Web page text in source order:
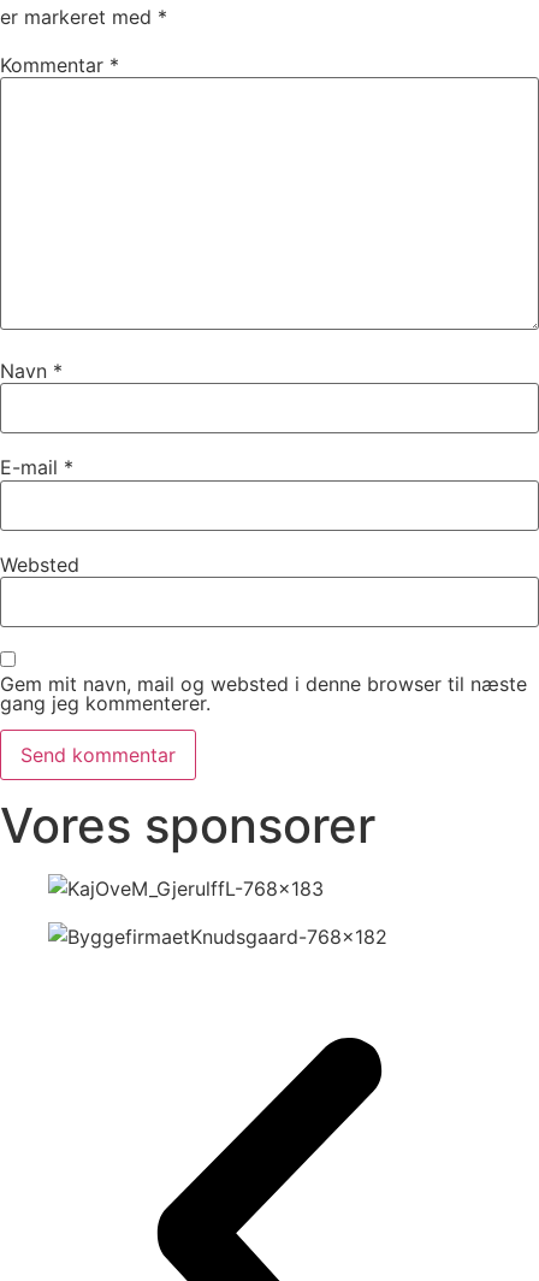
er markeret med *
Kommentar *
Navn *
E-mail *
Websted
Gem mit navn, mail og websted i denne browser til næste
gang jeg kommenterer.
Vores sponsorer